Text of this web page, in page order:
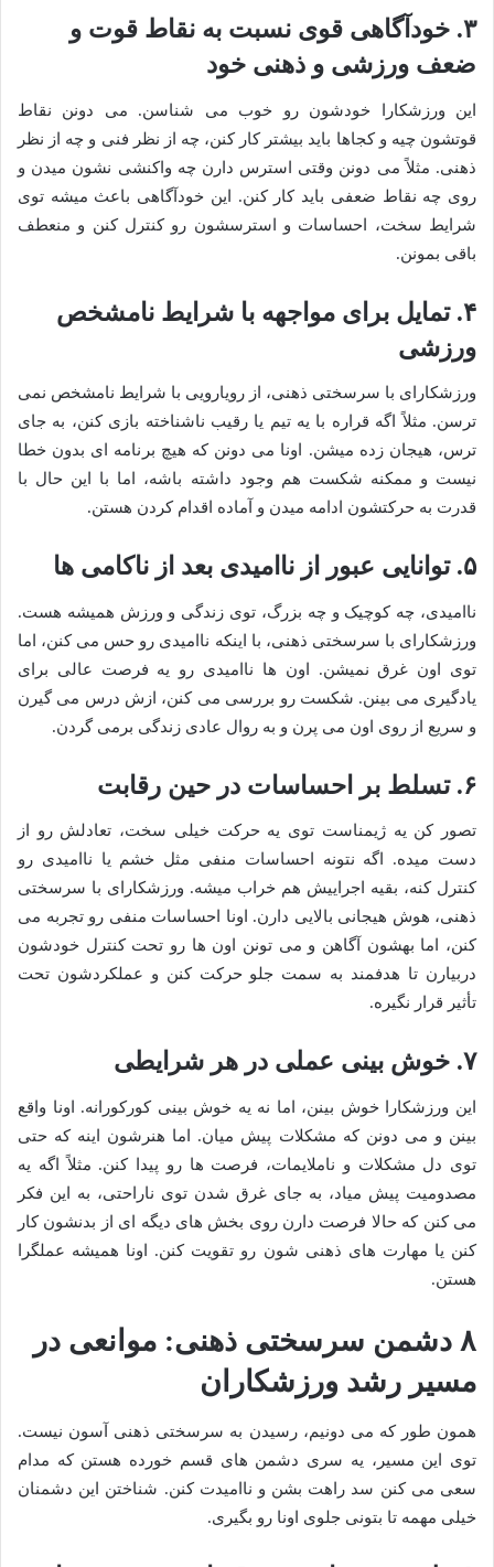
۳. خودآگاهی قوی نسبت به نقاط قوت و
ضعف ورزشی و ذهنی خود
این ورزشکارا خودشون رو خوب می شناسن. می دونن نقاط
قوتشون چیه و کجاها باید بیشتر کار کنن، چه از نظر فنی و چه از نظر
ذهنی. مثلاً می دونن وقتی استرس دارن چه واکنشی نشون میدن و
روی چه نقاط ضعفی باید کار کنن. این خودآگاهی باعث میشه توی
شرایط سخت، احساسات و استرسشون رو کنترل کنن و منعطف
باقی بمونن.
۴. تمایل برای مواجهه با شرایط نامشخص
ورزشی
ورزشکارای با سرسختی ذهنی، از رویارویی با شرایط نامشخص نمی
ترسن. مثلاً اگه قراره با یه تیم یا رقیب ناشناخته بازی کنن، به جای
ترس، هیجان زده میشن. اونا می دونن که هیچ برنامه ای بدون خطا
نیست و ممکنه شکست هم وجود داشته باشه، اما با این حال با
قدرت به حرکتشون ادامه میدن و آماده اقدام کردن هستن.
۵. توانایی عبور از ناامیدی بعد از ناکامی ها
ناامیدی، چه کوچیک و چه بزرگ، توی زندگی و ورزش همیشه هست.
ورزشکارای با سرسختی ذهنی، با اینکه ناامیدی رو حس می کنن، اما
توی اون غرق نمیشن. اون ها ناامیدی رو یه فرصت عالی برای
یادگیری می بینن. شکست رو بررسی می کنن، ازش درس می گیرن
و سریع از روی اون می پرن و به روال عادی زندگی برمی گردن.
۶. تسلط بر احساسات در حین رقابت
تصور کن یه ژیمناست توی یه حرکت خیلی سخت، تعادلش رو از
دست میده. اگه نتونه احساسات منفی مثل خشم یا ناامیدی رو
کنترل کنه، بقیه اجراییش هم خراب میشه. ورزشکارای با سرسختی
ذهنی، هوش هیجانی بالایی دارن. اونا احساسات منفی رو تجربه می
کنن، اما بهشون آگاهن و می تونن اون ها رو تحت کنترل خودشون
دربیارن تا هدفمند به سمت جلو حرکت کنن و عملکردشون تحت
تأثیر قرار نگیره.
۷. خوش بینی عملی در هر شرایطی
این ورزشکارا خوش بینن، اما نه یه خوش بینی کورکورانه. اونا واقع
بینن و می دونن که مشکلات پیش میان. اما هنرشون اینه که حتی
توی دل مشکلات و ناملایمات، فرصت ها رو پیدا کنن. مثلاً اگه یه
مصدومیت پیش میاد، به جای غرق شدن توی ناراحتی، به این فکر
می کنن که حالا فرصت دارن روی بخش های دیگه ای از بدنشون کار
کنن یا مهارت های ذهنی شون رو تقویت کنن. اونا همیشه عملگرا
هستن.
۸ دشمن سرسختی ذهنی: موانعی در
مسیر رشد ورزشکاران
همون طور که می دونیم، رسیدن به سرسختی ذهنی آسون نیست.
توی این مسیر، یه سری دشمن های قسم خورده هستن که مدام
سعی می کنن سد راهت بشن و ناامیدت کنن. شناختن این دشمنان
خیلی مهمه تا بتونی جلوی اونا رو بگیری.